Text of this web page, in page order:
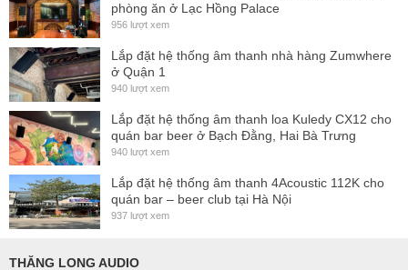
dụng cho kết hợp với subwoofer SUB 118 SP
Họng kèn HF xoay được:
phát âm 80° x 60° linh hoạt theo bố trí thực tế
Kết nối đa dạng:Cổng vào combo XLR/Jack 6.35mm
TRS, cổng link out XLR, USB điều khiển, PowerCON
True1 cho điện nguồn và link out
Thùng loa gỗ Baltic birch cao cấp:
chống trầy và chịu va đập cực tốt
phòng ăn ở Lạc Hồng Palace
956 lượt xem
Lắp đặt hệ thống âm thanh nhà hàng Zumwhere
ở Quận 1
940 lượt xem
Lắp đặt hệ thống âm thanh loa Kuledy CX12 cho
quán bar beer ở Bạch Đằng, Hai Bà Trưng
940 lượt xem
Lắp đặt hệ thống âm thanh 4Acoustic 112K cho
quán bar – beer club tại Hà Nội
937 lượt xem
THĂNG LONG AUDIO